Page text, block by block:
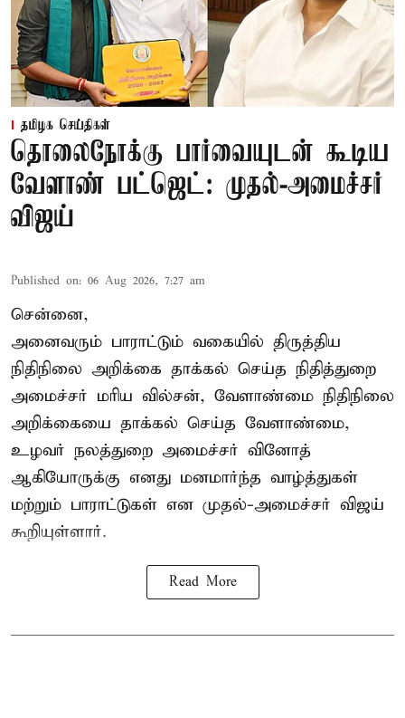
தமிழக செய்திகள்
தொலைநோக்கு பார்வையுடன் கூடிய
வேளாண் பட்ஜெட்: முதல்-அமைச்சர்
விஜய்
Published on: 06 Aug 2026, 7:27 am
சென்னை,
அனைவரும் பாராட்டும் வகையில் திருத்திய
நிதிநிலை அறிக்கை தாக்கல் செய்த நிதித்துறை
அமைச்சர் மரிய வில்சன், வேளாண்மை நிதிநிலை
அறிக்கையை தாக்கல் செய்த வேளாண்மை,
உழவர் நலத்துறை அமைச்சர் வினோத்
ஆகியோருக்கு எனது மனமார்ந்த வாழ்த்துகள்
மற்றும் பாராட்டுகள் என முதல்-அமைச்சர் விஜய்
கூறியுள்ளார்.
Read More